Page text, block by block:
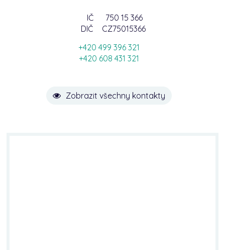
IČ
750 15 366
DIČ
CZ75015366
+420 499 396 321
+420 608 431 321
Zobrazit všechny kontakty